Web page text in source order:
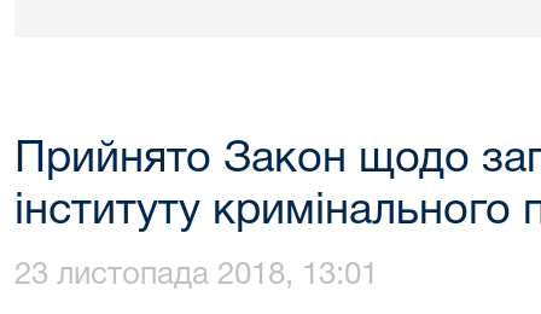
Прийнято Закон щодо
інституту кримінального
23 листопада 2018, 13:01